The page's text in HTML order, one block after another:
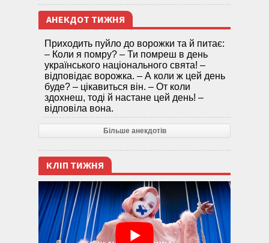
АНЕКДОТ ТИЖНЯ
Приходить пуйло до ворожки та й питає:
– Коли я помру? – Ти помреш в день
українського національного свята! –
відповідає ворожка. – А коли ж цей день
буде? – цікавиться він. – От коли
здохнеш, тоді й настане цей день! –
відповіла вона.
Більше анекдотів
КЛІП ТИЖНЯ